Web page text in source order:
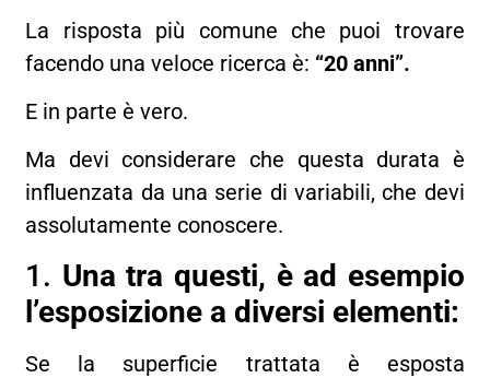
La risposta più comune che puoi trovare
facendo una veloce ricerca è: “20 anni”.
E in parte è vero.
Ma devi considerare che questa durata è
influenzata da una serie di variabili, che devi
assolutamente conoscere.
1. Una tra questi, è ad esempio
l’esposizione a diversi elementi:
Se la superficie trattata è esposta